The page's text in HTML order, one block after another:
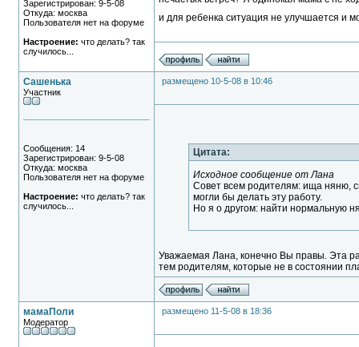
Зарегистрирован: 9-5-08
Откуда: москва
Пользователя нет на форуме
Настроение: что делать? так
случилось...
и для ребенка ситуация не улучшается и
Сашенька
Участник
Сообщения: 14
Зарегистрирован: 9-5-08
Откуда: москва
Пользователя нет на форуме
Настроение: что делать? так
случилось...
размещено 10-5-08 в 10:46
Цитата:
Исходное сообщение от Лана
Совет всем родителям: ища няню,
могли бы делать эту работу.
Но я о другом: найти нормальную
Уважаемая Лана, конечно Вы правы. Эта
тем родителям, которые не в состоянии
мамаПоли
Модератор
размещено 11-5-08 в 18:36